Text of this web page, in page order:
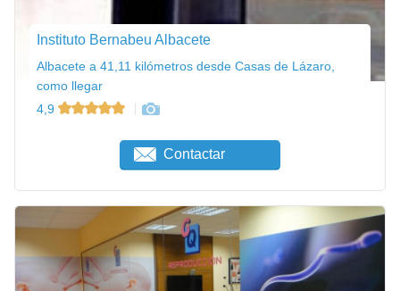
Instituto Bernabeu Albacete
Albacete a 41,11 kilómetros desde Casas de Lázaro,
como llegar
4,9
Contactar